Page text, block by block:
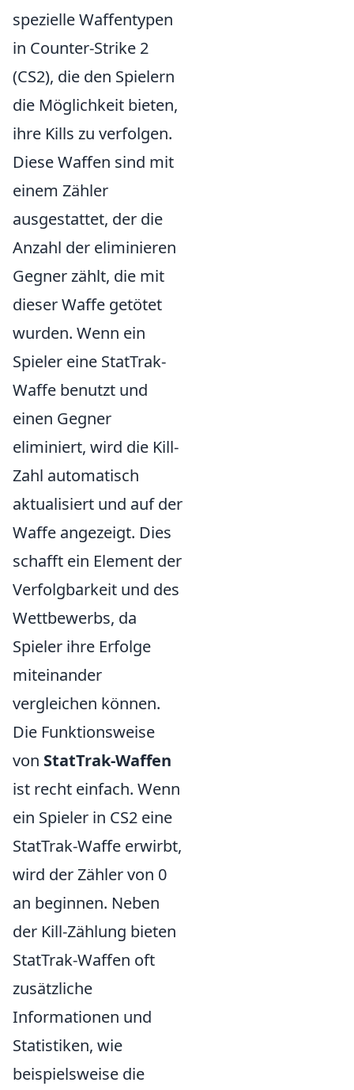
spezielle Waffentypen
in Counter-Strike 2
(CS2), die den Spielern
die Möglichkeit bieten,
ihre Kills zu verfolgen.
Diese Waffen sind mit
einem Zähler
ausgestattet, der die
Anzahl der eliminieren
Gegner zählt, die mit
dieser Waffe getötet
wurden. Wenn ein
Spieler eine StatTrak-
Waffe benutzt und
einen Gegner
eliminiert, wird die Kill-
Zahl automatisch
aktualisiert und auf der
Waffe angezeigt. Dies
schafft ein Element der
Verfolgbarkeit und des
Wettbewerbs, da
Spieler ihre Erfolge
miteinander
vergleichen können.
Die Funktionsweise
von StatTrak-Waffen
ist recht einfach. Wenn
ein Spieler in CS2 eine
StatTrak-Waffe erwirbt,
wird der Zähler von 0
an beginnen. Neben
der Kill-Zählung bieten
StatTrak-Waffen oft
zusätzliche
Informationen und
Statistiken, wie
beispielsweise die